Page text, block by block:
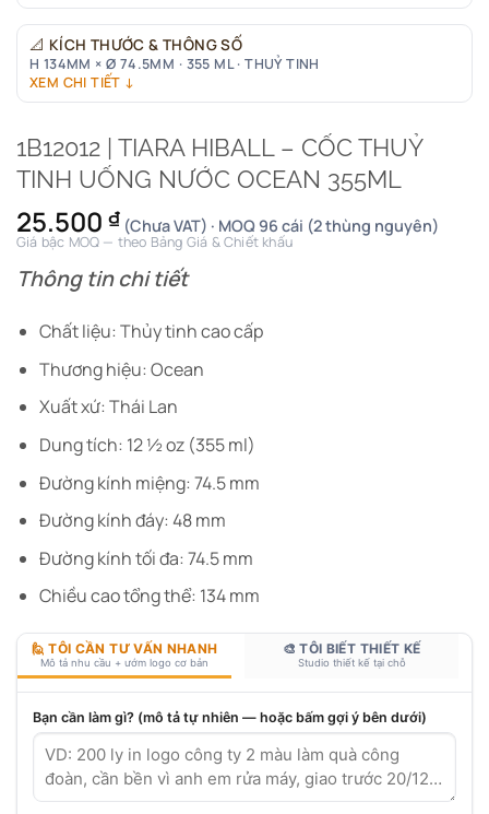
📐 KÍCH THƯỚC & THÔNG SỐ
H 134MM × Ø 74.5MM · 355 ML · THUỶ TINH
XEM CHI TIẾT ↓
1B12012 | TIARA HIBALL – CỐC THUỶ
TINH UỐNG NƯỚC OCEAN 355ML
25.500 ₫ (Chưa VAT) · MOQ 96 cái (2 thùng nguyên)
Giá bậc MOQ — theo Bảng Giá & Chiết khấu
Thông tin chi tiết
Chất liệu: Thủy tinh cao cấp
Thương hiệu: Ocean
Xuất xứ: Thái Lan
Dung tích: 12 ½ oz (355 ml)
Đường kính miệng: 74.5 mm
Đường kính đáy: 48 mm
Đường kính tối đa: 74.5 mm
Chiều cao tổng thể: 134 mm
🙋 TÔI CẦN TƯ VẤN NHANH
Mô tả nhu cầu + ướm logo cơ bản
🎨 TÔI BIẾT THIẾT KẾ
Studio thiết kế tại chỗ
Bạn cần làm gì? (mô tả tự nhiên — hoặc bấm gợi ý bên dưới)